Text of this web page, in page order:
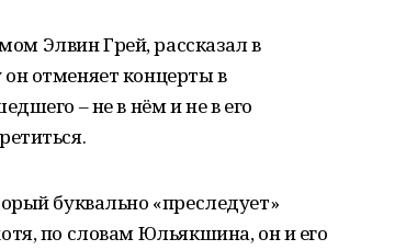
Элвин Грей, рассказал в
отменяет концерты в
– не в нём и не в его
буквально «преследует»
по словам Юльякшина, он и его